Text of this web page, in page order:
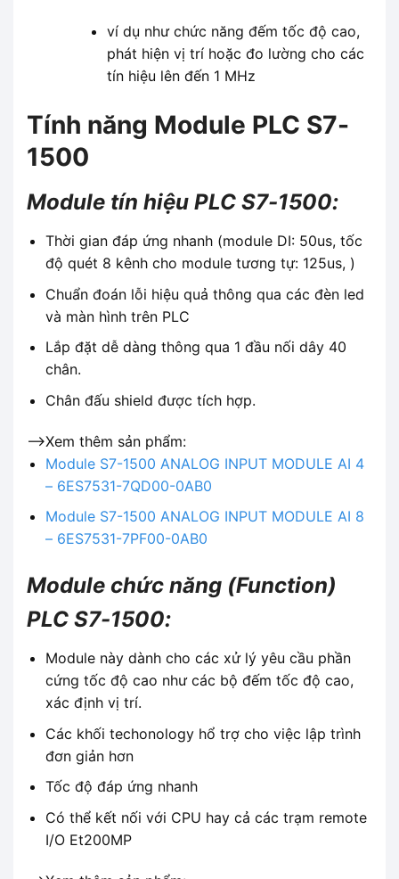
ví dụ như chức năng đếm tốc độ cao,
phát hiện vị trí hoặc đo lường cho các
tín hiệu lên đến 1 MHz
Tính năng Module PLC S7-
1500
Module tín hiệu PLC S7-1500:
Thời gian đáp ứng nhanh (module DI: 50us, tốc
độ quét 8 kênh cho module tương tự: 125us, )
Chuẩn đoán lỗi hiệu quả thông qua các đèn led
và màn hình trên PLC
Lắp đặt dễ dàng thông qua 1 đầu nối dây 40
chân.
Chân đấu shield được tích hợp.
-->Xem thêm sản phẩm:
Module S7-1500 ANALOG INPUT MODULE AI 4
– 6ES7531-7QD00-0AB0
Module S7-1500 ANALOG INPUT MODULE AI 8
– 6ES7531-7PF00-0AB0
Module chức năng (Function)
PLC S7-1500:
Module này dành cho các xử lý yêu cầu phần
cứng tốc độ cao như các bộ đếm tốc độ cao,
xác định vị trí.
Các khối techonology hổ trợ cho việc lập trình
đơn giản hơn
Tốc độ đáp ứng nhanh
Có thể kết nối với CPU hay cả các trạm remote
I/O Et200MP